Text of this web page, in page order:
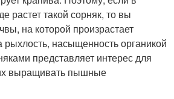
растет такой сорняк, то вы
на которой произрастает
рыхлость, насыщенность органикой
представляет интерес для
выращивать пышные